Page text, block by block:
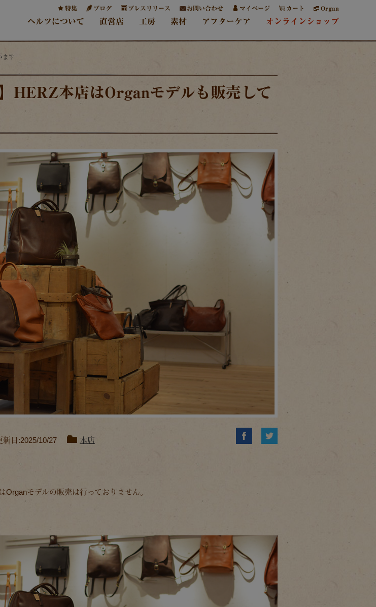
特集 ブログ プレスリリース お問い合わせ マイページ カート Organ
ヘルツについて 直営店 工房 素材 アフターケア オンラインショップ
ます
】HERZ本店はOrganモデルも販売して
新日:2025/10/27 本店
モデルの販売は行っておりません。